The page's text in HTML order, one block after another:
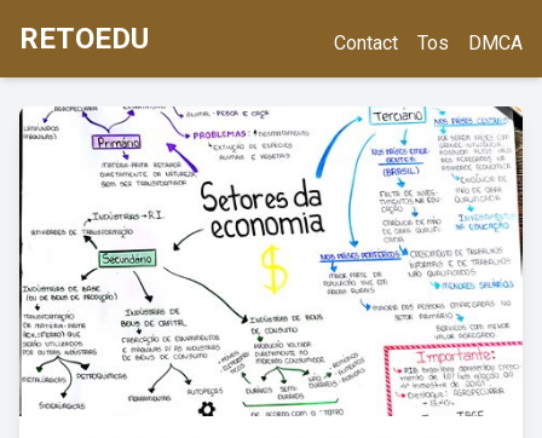
RETOEDU Contact Tos DMCA